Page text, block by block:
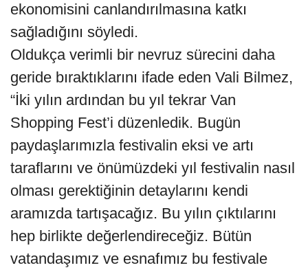
ekonomisini canlandırılmasına katkı
sağladığını söyledi.
Oldukça verimli bir nevruz sürecini daha
geride bıraktıklarını ifade eden Vali Bilmez,
“İki yılın ardından bu yıl tekrar Van
Shopping Fest’i düzenledik. Bugün
paydaşlarımızla festivalin eksi ve artı
taraflarını ve önümüzdeki yıl festivalin nasıl
olması gerektiğinin detaylarını kendi
aramızda tartışacağız. Bu yılın çıktılarını
hep birlikte değerlendireceğiz. Bütün
vatandaşımız ve esnafımız bu festivale